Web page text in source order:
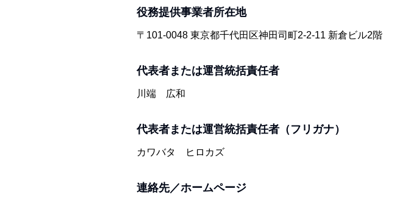
役務提供事業者所在地
〒101-0048 東京都千代田区神田司町2-2-11 新倉ビル2階
代表者または運営統括責任者
川端　広和
代表者または運営統括責任者（フリガナ）
カワバタ　ヒロカズ
連絡先／ホームページ